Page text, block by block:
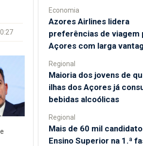
Economia
Azores Airlines lidera
preferências de viagem
Açores com larga
Regional
Maioria dos jovens de
ilhas dos Açores já
bebidas alcoólicas
Regional
Mais de 60 mil
Ensino Superior na 1.ª